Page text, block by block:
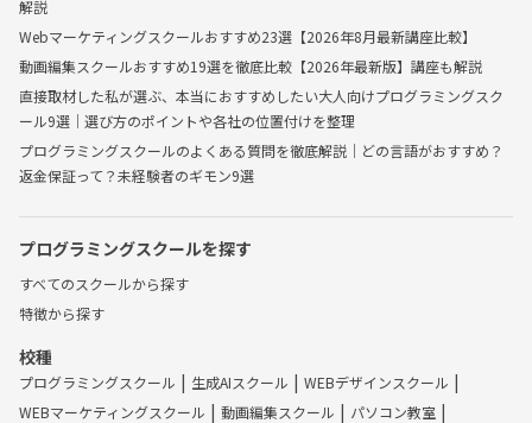
解説
Webマーケティングスクールおすすめ23選【2026年8月最新講座比較】
動画編集スクールおすすめ19選を徹底比較【2026年最新版】講座も解説
直接取材した私が選ぶ、本当におすすめしたい大人向けプログラミングスク
ール9選｜選び方のポイントや各社の位置付けを整理
プログラミングスクールのよくある質問を徹底解説｜どの言語がおすすめ？
返金保証って？未経験者のギモン9選
プログラミングスクールを探す
すべてのスクールから探す
特徴から探す
校種
プログラミングスクール 生成AIスクール
WEBデザインスクール
WEBマーケティングスクール
動画編集スクール
パソコン教室